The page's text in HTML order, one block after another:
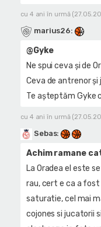
cu 4 ani în urmă
marius26:
@Gyke
Ne spui ceva și de
Ceva de antrenor
Te așteptăm Gyke
cu 4 ani în urmă
Sebas:
Achim ramane
La Oradea el este
rau, cert e ca a fost
saturatie, cel mai
cojones si jucatorii